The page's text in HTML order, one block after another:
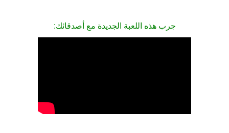
جرب هذه اللعبة الجديدة مع أصدقائك: